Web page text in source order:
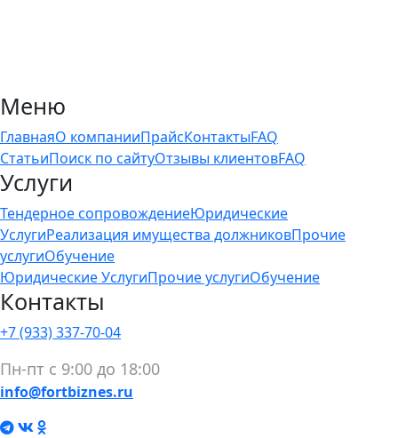
Меню
ГлавнаяО компанииПрайсКонтактыFAQ
СтатьиПоиск по сайтуОтзывы клиентовFAQ
Услуги
Тендерное сопровождениеЮридические
УслугиРеализация имущества должниковПрочие
услугиОбучение
Юридические УслугиПрочие услугиОбучение
Контакты
+7 (933) 337-70-04
Пн-пт с 9:00 до 18:00
info@fortbiznes.ru